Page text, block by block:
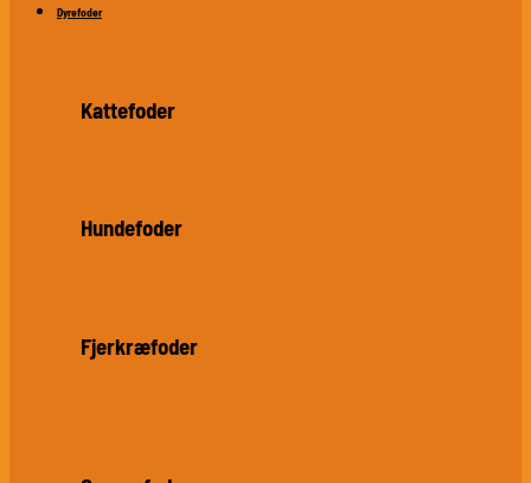
Dyrefoder
Kattefoder
Hundefoder
Fjerkræfoder